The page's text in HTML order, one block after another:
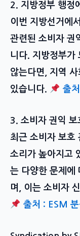
2. 지방정부 행정
이번 지방선거에
관련된 소비자 권
니다. 지방정부가
않는다면, 지역
있습니다.
출
3. 소비자 권익 보
최근 소비자 보호
소리가 높아지고
는 다양한 문제에
며, 이는 소비자
출처 : ESM 분